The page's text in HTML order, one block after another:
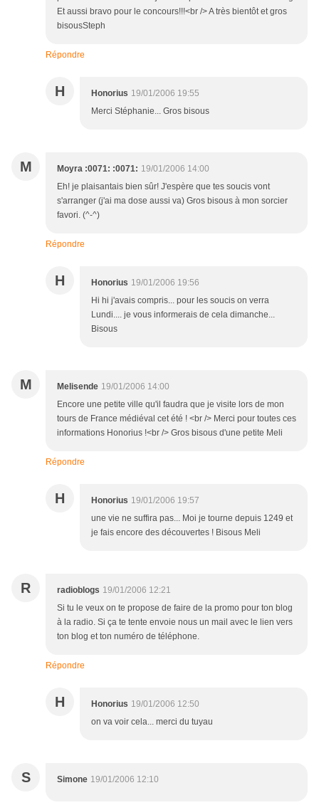
Et aussi bravo pour le concours!!!<br /> A très bientôt et gros
bisousSteph
Répondre
H Honorius 19/01/2006 19:55
Merci Stéphanie... Gros bisous
M Moyra :0071: :0071: 19/01/2006 14:00
Eh! je plaisantais bien sûr! J'espère que tes soucis vont
s'arranger (j'ai ma dose aussi va) Gros bisous à mon sorcier
favori. (^-^)
Répondre
H Honorius 19/01/2006 19:56
Hi hi j'avais compris... pour les soucis on verra
Lundi.... je vous informerais de cela dimanche...
Bisous
M Melisende 19/01/2006 14:00
Encore une petite ville qu'il faudra que je visite lors de mon
tours de France médiéval cet été ! <br /> Merci pour toutes ces
informations Honorius !<br /> Gros bisous d'une petite Meli
Répondre
H Honorius 19/01/2006 19:57
une vie ne suffira pas... Moi je tourne depuis 1249 et
je fais encore des découvertes ! Bisous Meli
R radioblogs 19/01/2006 12:21
Si tu le veux on te propose de faire de la promo pour ton blog
à la radio. Si ça te tente envoie nous un mail avec le lien vers
ton blog et ton numéro de téléphone.
Répondre
H Honorius 19/01/2006 12:50
on va voir cela... merci du tuyau
S Simone 19/01/2006 12:10